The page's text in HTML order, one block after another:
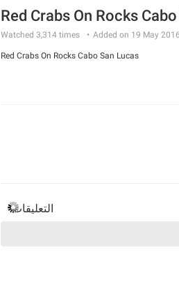
Red Crabs On Rocks
Added on 19 May 2016
Watched 3,314 times
Red Crabs On Rocks Cabo San Lucas
التعليقات